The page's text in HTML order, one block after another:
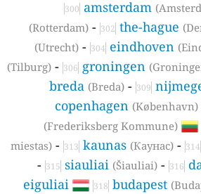
300 amsterdam
(Rotterdam) -302 the-hague
(Utrecht) -304 eindhoven
(Tilburg) -306 groningen
breda(Breda) -309
copenhagen(København)
(Frederiksberg Kommune)
miestas) -313 kaunas(Каунас) -314
-315 siauliai(Šiauliai) -316
eiguliai 318 budapest